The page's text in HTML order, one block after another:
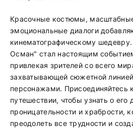
Красочные костюмы,
эмоциональные диалоги
кинематографическому
Осман" стал настоящим
привлекая зрителей со всего
захватывающей сюжетной
персонажами. Присоединяйтесь
путешествии, чтобы узнать о его
проницательности и храбрости,
преодолеть все трудности и